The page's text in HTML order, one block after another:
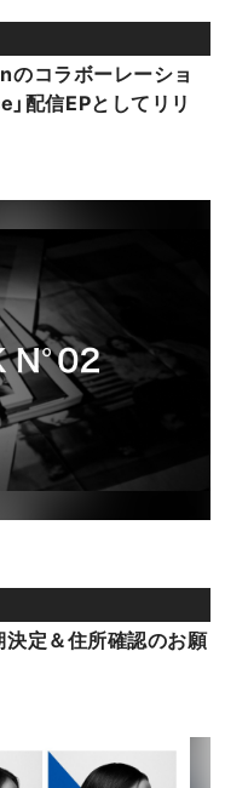
のコラボーレーショ
配信EPとしてリリ
決定＆住所確認のお願